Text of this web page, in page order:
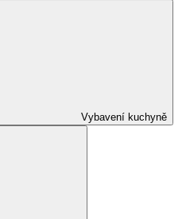
Vybavení kuchyně